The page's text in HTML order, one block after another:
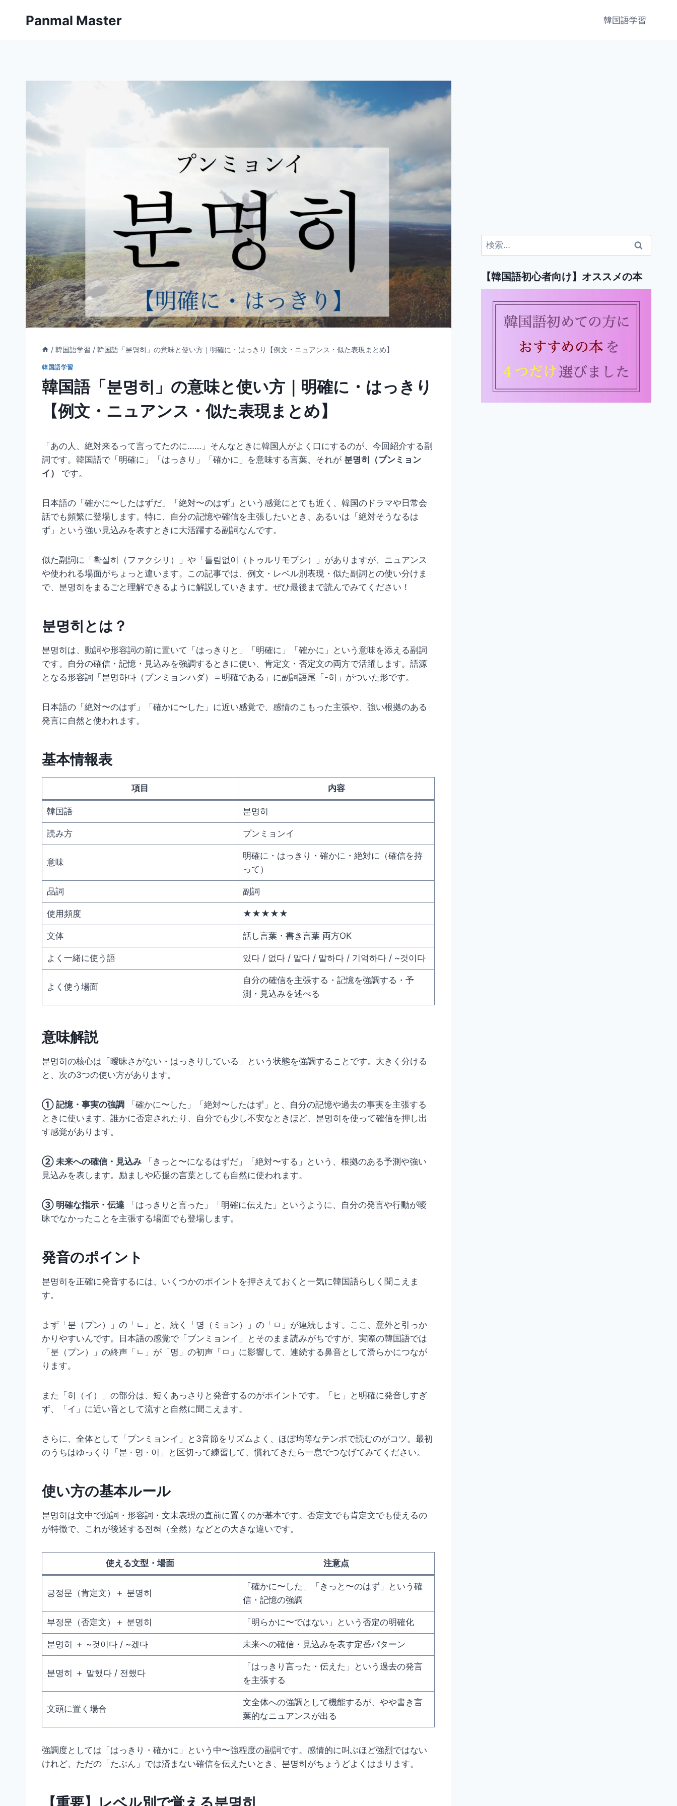
Panmal Master 韓国語学習
/ 韓国語学習 / 韓国語「분명히」の意味と使い方｜明確に・はっきり【例文・ニュアンス・似た表現まとめ】
韓国語学習
韓国語「분명히」の意味と使い方｜明確に・はっきり
【例文・ニュアンス・似た表現まとめ】
「あの人、絶対来るって言ってたのに……」そんなときに韓国人がよく口にするのが、今回紹介する副
詞です。韓国語で「明確に」「はっきり」「確かに」を意味する言葉、それが 분명히（プンミョン
イ）
です。
日本語の「確かに〜したはずだ」「絶対〜のはず」という感覚にとても近く、韓国のドラマや日常会
話でも頻繁に登場します。特に、自分の記憶や確信を主張したいとき、あるいは「絶対そうなるは
ず」という強い見込みを表すときに大活躍する副詞なんです。
似た副詞に「확실히（ファクシリ）」や「틀림없이（トゥルリモプシ）」がありますが、ニュアンス
や使われる場面がちょっと違います。この記事では、例文・レベル別表現・似た副詞との使い分けま
で、분명히をまるごと理解できるように解説していきます。ぜひ最後まで読んでみてください！
분명히とは？
분명히は、動詞や形容詞の前に置いて「はっきりと」「明確に」「確かに」という意味を添える副詞
です。自分の確信・記憶・見込みを強調するときに使い、肯定文・否定文の両方で活躍します。語源
となる形容詞「분명하다（プンミョンハダ）＝明確である」に副詞語尾「-히」がついた形です。
日本語の「絶対〜のはず」「確かに〜した」に近い感覚で、感情のこもった主張や、強い根拠のある
発言に自然と使われます。
基本情報表
項目 内容
韓国語 분명히
読み方 プンミョンイ
意味
明確に・はっきり・確かに・絶対に（確信を持
って）
品詞 副詞
使用頻度 ★★★★★
文体 話し言葉・書き言葉 両方OK
よく一緒に使う語 있다 / 없다 / 알다 / 말하다 / 기억하다 / ~것이다
よく使う場面
自分の確信を主張する・記憶を強調する・予
測・見込みを述べる
意味解説
분명히の核心は「曖昧さがない・はっきりしている」という状態を強調することです。大きく分ける
と、次の3つの使い方があります。
① 記憶・事実の強調 「確かに〜した」「絶対〜したはず」と、自分の記憶や過去の事実を主張する
ときに使います。誰かに否定されたり、自分でも少し不安なときほど、분명히を使って確信を押し出
す感覚があります。
② 未来への確信・見込み 「きっと〜になるはずだ」「絶対〜する」という、根拠のある予測や強い
見込みを表します。励ましや応援の言葉としても自然に使われます。
③ 明確な指示・伝達 「はっきりと言った」「明確に伝えた」というように、自分の発言や行動が曖
昧でなかったことを主張する場面でも登場します。
発音のポイント
분명히を正確に発音するには、いくつかのポイントを押さえておくと一気に韓国語らしく聞こえま
す。
まず「분（プン）」の「ㄴ」と、続く「명（ミョン）」の「ㅁ」が連続します。ここ、意外と引っか
かりやすいんです。日本語の感覚で「ブンミョンイ」とそのまま読みがちですが、実際の韓国語では
「분（プン）」の終声「ㄴ」が「명」の初声「ㅁ」に影響して、連続する鼻音として滑らかにつなが
ります。
また「히（イ）」の部分は、短くあっさりと発音するのがポイントです。「ヒ」と明確に発音しすぎ
ず、「イ」に近い音として流すと自然に聞こえます。
さらに、全体として「プンミョンイ」と3音節をリズムよく、ほぼ均等なテンポで読むのがコツ。最初
のうちはゆっくり「분 · 명 · 이」と区切って練習して、慣れてきたら一息でつなげてみてください。
使い方の基本ルール
분명히は文中で動詞・形容詞・文末表現の直前に置くのが基本です。否定文でも肯定文でも使えるの
が特徴で、これが後述する전혀（全然）などとの大きな違いです。
使える文型・場面 注意点
긍정문（肯定文）＋ 분명히
「確かに〜した」「きっと〜のはず」という確
信・記憶の強調
부정문（否定文）＋ 분명히 「明らかに〜ではない」という否定の明確化
분명히 ＋ ~것이다 / ~겠다 未来への確信・見込みを表す定番パターン
분명히 ＋ 말했다 / 전했다
「はっきり言った・伝えた」という過去の発言
を主張する
文頭に置く場合
文全体への強調として機能するが、やや書き言
葉的なニュアンスが出る
強調度としては「はっきり・確かに」という中〜強程度の副詞です。感情的に叫ぶほど強烈ではない
けれど、ただの「たぶん」では済まない確信を伝えたいとき、분명히がちょうどよくはまります。
検
索:
【韓国語初心者向け】オススメの本